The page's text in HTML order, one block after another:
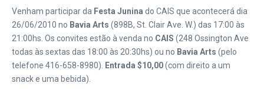
Venham participar da Festa Junina do CAIS que acontecerá dia
26/06/2010 no Bavia Arts (898B, St. Clair Ave. W.) das 17:00 às
21:00hs. Os convites estão à venda no CAIS (248 Ossington Ave
todas às sextas das 18:00 às 20:30hs) ou no Bavia Arts (pelo
telefone 416-658-8980).
Entrada $10,00(com direito a um
snack e uma bebida).